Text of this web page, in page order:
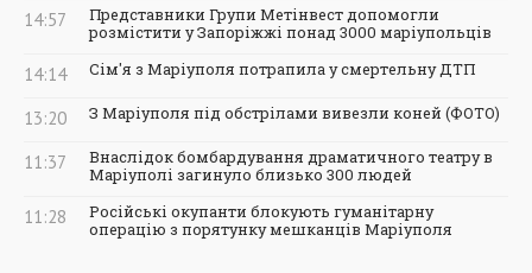
14:57
Представники Групи Метінвест допомогли
розмістити у Запоріжжі понад 3000 маріупольців
14:14 Сім'я з Маріуполя потрапила у смертельну ДТП
13:20 З Маріуполя під обстрілами вивезли коней (ФОТО)
11:37
Внаслідок бомбардування драматичного театру в
Маріуполі загинуло близько 300 людей
11:28
Російські окупанти блокують гуманітарну
операцію з порятунку мешканців Маріуполя